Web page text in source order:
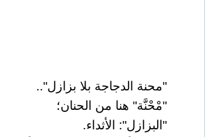
"محنة الدجاجة بلا بزازل"..
"مْحْنَّة" هنا من الحنان؛
"البزازل": الأثداء.